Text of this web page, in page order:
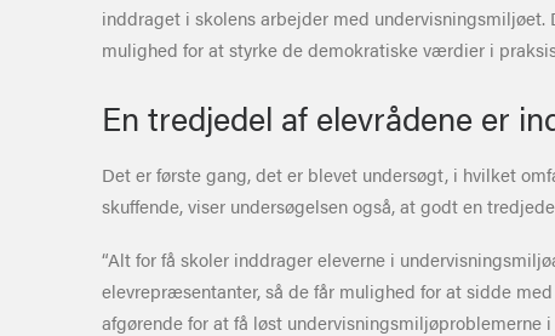
inddraget i skolens arbejder med
mulighed for at styrke de demokratiske værdier i
En tredjedel af elevrådene er
Det er første gang, det er blevet undersøgt, i hvilket
skuffende, viser undersøgelsen også, at godt en
“Alt for få skoler inddrager eleverne i
elevrepræsentanter, så de får mulighed for at sidde
afgørende for at få løst undervisningsmiljøproblemerne i